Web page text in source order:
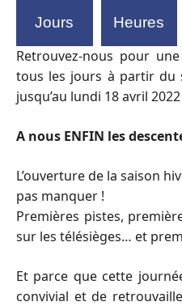
Jours Heures
Retrouvez-nous pour
tous les jours à partir du
jusqu’au lundi 18 avril
A nous ENFIN les
L’ouverture de la saison
pas manquer !
Premières pistes,
sur les télésièges… et
Et parce que cette
convivial et de